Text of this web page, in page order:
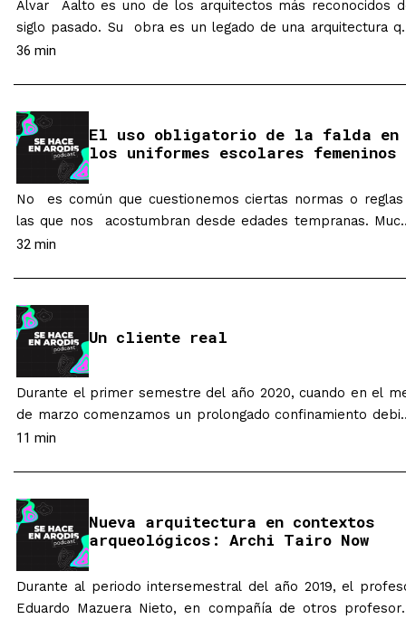
Alvar Aalto es uno de los arquitectos más reconocidos
siglo pasado. Su obra es un legado de una arquitectura
no solo es funcional, también piensa en quién la habita y
conformar un todo. Pero Aalto no…
36 min
El uso obligatorio de la falda en
los uniformes escolares femeninos
No es común que cuestionemos ciertas normas o
las que nos acostumbran desde edades tempranas.
menos cuando estas normas hacen parte de un código
diferenciar el género. Nicholle Torres es egresada
pregrado…
32 min
Un cliente real
Durante el primer semestre del año 2020, cuando en el
de marzo comenzamos un prolongado confinamiento
a la pandemia generada por el Covid-19, el curso Estudio
innovación de Haceb para proponer nuevas soluciones en…
11 min
Nueva arquitectura en contextos
arqueológicos: Archi Tairo Now
Durante al periodo intersemestral del año 2019, el
Eduardo Mazuera Nieto, en compañía de otros